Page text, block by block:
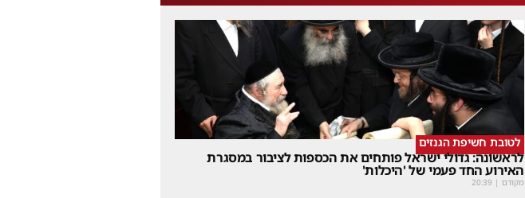
לטובת חשיפת הגנזים
לראשונה: גדולי ישראל פותחים את הכספות לציבור במסגרת
האירוע החד פעמי של 'היכלות'
מקודם |
20:39